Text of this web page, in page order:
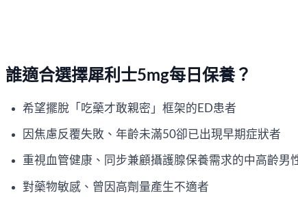
誰適合選擇犀利士5mg每日保養？
希望擺脫「吃藥才敢親密」框架的ED患者
因焦慮反覆失敗、年齡未滿50卻已出現早期症狀者
重視血管健康、同步兼顧攝護腺保養需求的中高齡男
對藥物敏感、曾因高劑量產生不適者